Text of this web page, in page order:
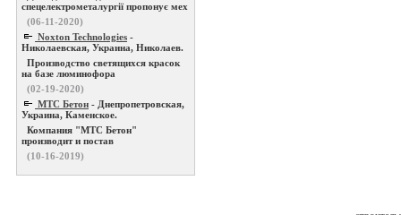
спецелектрометалургії пропонує мех
(06-11-2020)
Noxton Technologies -
Николаевская, Украина, Николаев.
Производство светящихся красок
на базе люминофора
(02-19-2020)
МТС Бетон - Днепропетровская,
Украина, Каменское.
Компания "МТС Бетон"
производит и постав
(10-16-2019)